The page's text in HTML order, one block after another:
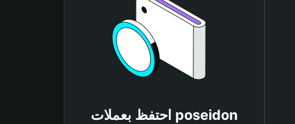
احتفظ بعملات poseidon